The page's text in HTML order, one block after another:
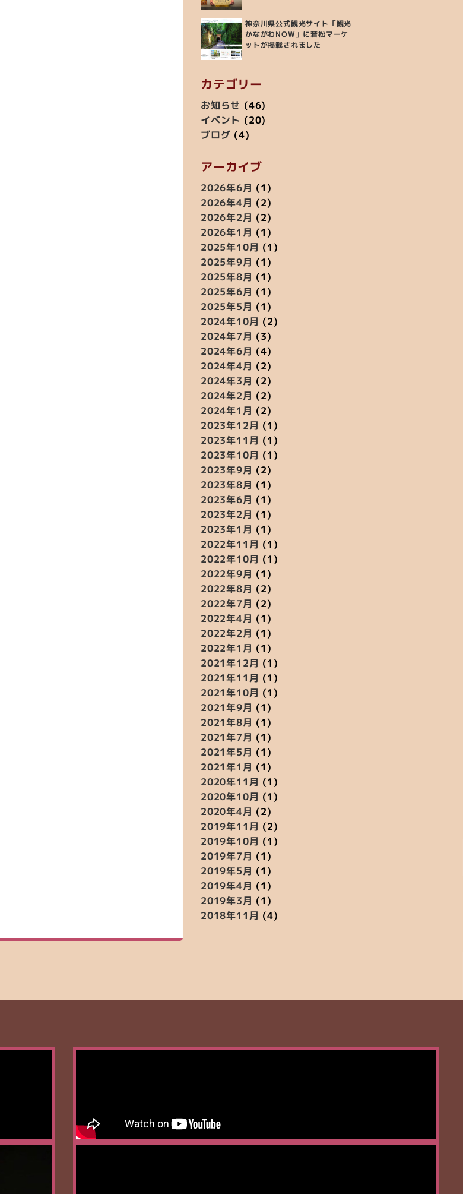
神奈川県公式観光サイト「観光
かながわNOW」に若松マーケ
ットが掲載されました
カテゴリー
お知らせ (46)
イベント (20)
ブログ (4)
アーカイブ
2026年6月 (1)
2026年4月 (2)
2026年2月 (2)
2026年1月 (1)
2025年10月 (1)
2025年9月 (1)
2025年8月 (1)
2025年6月 (1)
2025年5月 (1)
2024年10月 (2)
2024年7月 (3)
2024年6月 (4)
2024年4月 (2)
2024年3月 (2)
2024年2月 (2)
2024年1月 (2)
2023年12月 (1)
2023年11月 (1)
2023年10月 (1)
2023年9月 (2)
2023年8月 (1)
2023年6月 (1)
2023年2月 (1)
2023年1月 (1)
2022年11月 (1)
2022年10月 (1)
2022年9月 (1)
2022年8月 (2)
2022年7月 (2)
2022年4月 (1)
2022年2月 (1)
2022年1月 (1)
2021年12月 (1)
2021年11月 (1)
2021年10月 (1)
2021年9月 (1)
2021年8月 (1)
2021年7月 (1)
2021年5月 (1)
2021年1月 (1)
2020年11月 (1)
2020年10月 (1)
2020年4月 (2)
2019年11月 (2)
2019年10月 (1)
2019年7月 (1)
2019年5月 (1)
2019年4月 (1)
2019年3月 (1)
2018年11月 (4)